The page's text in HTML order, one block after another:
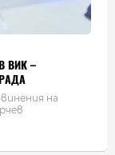
ВИК –
на